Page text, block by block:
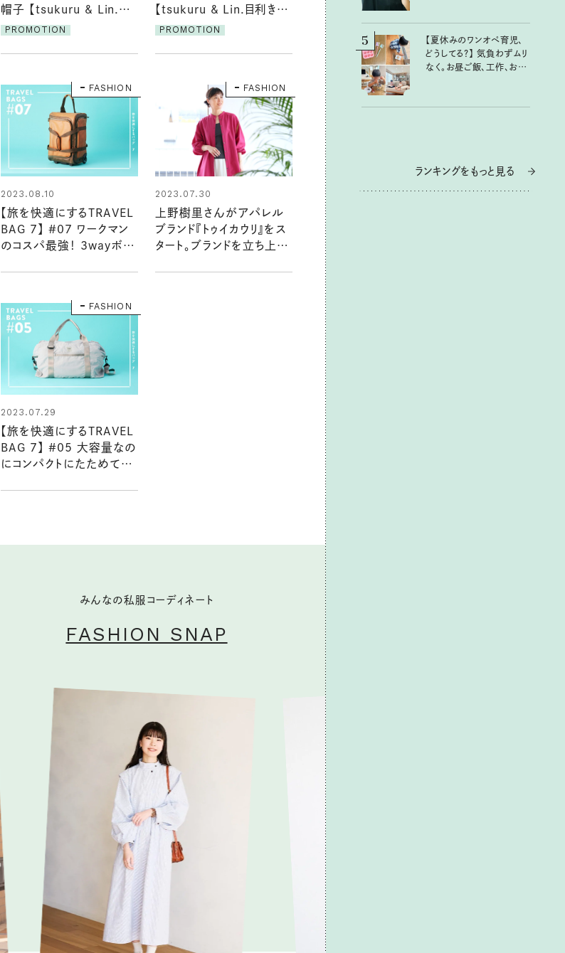
帽子 【tsukuru & Lin.目
利きさんとつくる12カ月／
PROMOTION
【tsukuru & Lin.目利きさ
んとつくる12カ月／マキさ
PROMOTION
FASHION
2023.08.10
【旅を快適にするTRAVEL
BAG 7】 #07 ワークマン
のコスパ最強！ 3wayボス
FASHION
2023.07.30
上野樹里さんがアパレル
ブランド『トゥイカウリ』をス
タート。ブランドを立ち上げ
FASHION
2023.07.29
【旅を快適にするTRAVEL
BAG 7】 #05 大容量なの
にコンパクトにたためて持
みんなの私服コーディネート
FASHION SNAP
5
【夏休みのワンオペ育児、
どうしてる？】 気負わずムリ
なく。お昼ご飯、工作、お片
ランキングをもっと見る